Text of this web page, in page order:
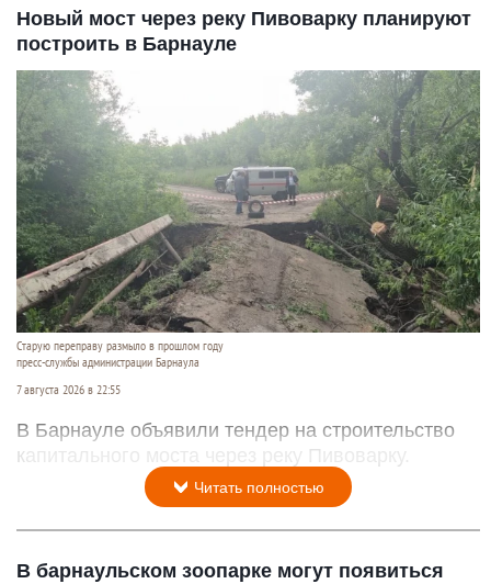
Новый мост через реку Пивоварку планируют
построить в Барнауле
Старую переправу размыло в прошлом году
пресс-службы администрации Барнаула
7 августа 2026 в 22:55
В Барнауле объявили тендер на строительство
капитального моста через реку Пивоварку.
Читать полностью
В барнаульском зоопарке могут появиться